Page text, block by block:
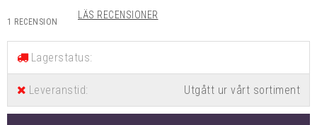
1 RECENSION
LÄS RECENSIONER
Lagerstatus:
Leveranstid: Utgått ur vårt sortiment